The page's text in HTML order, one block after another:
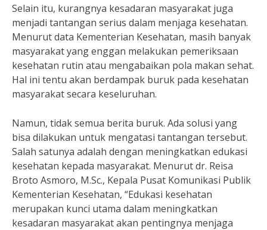
Selain itu, kurangnya kesadaran masyarakat juga
menjadi tantangan serius dalam menjaga kesehatan.
Menurut data Kementerian Kesehatan, masih banyak
masyarakat yang enggan melakukan pemeriksaan
kesehatan rutin atau mengabaikan pola makan sehat.
Hal ini tentu akan berdampak buruk pada kesehatan
masyarakat secara keseluruhan.
Namun, tidak semua berita buruk. Ada solusi yang
bisa dilakukan untuk mengatasi tantangan tersebut.
Salah satunya adalah dengan meningkatkan edukasi
kesehatan kepada masyarakat. Menurut dr. Reisa
Broto Asmoro, M.Sc., Kepala Pusat Komunikasi Publik
Kementerian Kesehatan, “Edukasi kesehatan
merupakan kunci utama dalam meningkatkan
kesadaran masyarakat akan pentingnya menjaga